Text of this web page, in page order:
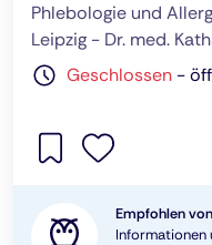
Phlebologie und
Leipzig - Dr. med.
Geschlossen -
Empfohlen
Informationen